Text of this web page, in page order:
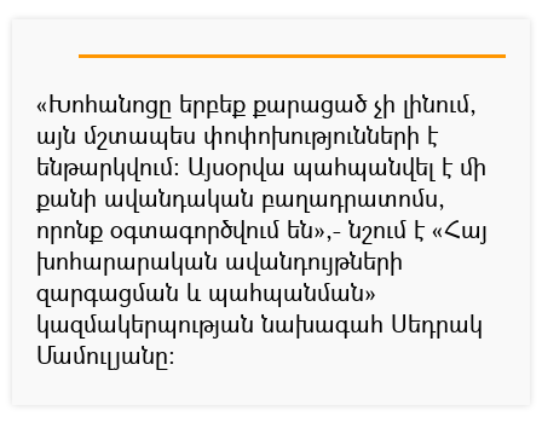
«Խոհանոցը երբեք քարացած չի լինում,
այն մշտապես փոփոխությունների է
ենթարկվում։ Այսօրվա պահպանվել է մի
քանի ավանդական բաղադրատոմս,
որոնք օգտագործվում են»,- նշում է «Հայ
խոհարարական ավանդույթների
զարգացման և պահպանման»
կազմակերպության նախագահ Սեդրակ
Մամուլյանը։